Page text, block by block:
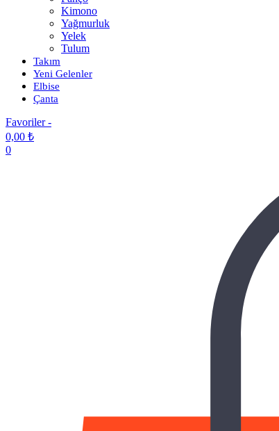
Kimono
Yağmurluk
Yelek
Tulum
Takım
Yeni Gelenler
Elbise
Çanta
Favoriler -
0,00 ₺
0